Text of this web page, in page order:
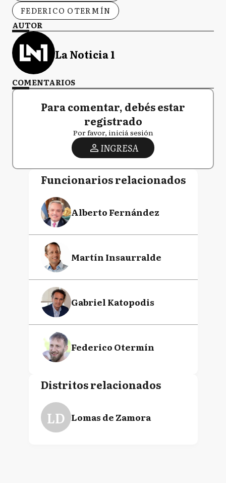
FEDERICO OTERMÍN
AUTOR
La Noticia 1
COMENTARIOS
Para comentar, debés estar
registrado
Por favor, iniciá sesión
INGRESA
Funcionarios relacionados
Alberto Fernández
Martín Insaurralde
Gabriel Katopodis
Federico Otermín
Distritos relacionados
LD Lomas de Zamora